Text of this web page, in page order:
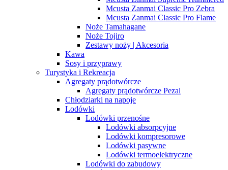
Mcusta Zanmai Classic Pro Zebra
Mcusta Zanmai Classic Pro Flame
Noże Tamahagane
Noże Tojiro
Zestawy noży | Akcesoria
Kawa
Sosy i przyprawy
Turystyka i Rekreacja
Agregaty prądotwórcze
Agregaty prądotwórcze Pezal
Chłodziarki na napoje
Lodówki
Lodówki przenośne
Lodówki absorpcyjne
Lodówki kompresorowe
Lodówki pasywne
Lodówki termoelektryczne
Lodówki do zabudowy